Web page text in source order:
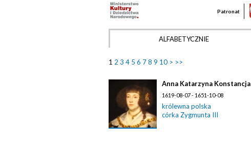
Patronat
ALFABETYCZNIE
1 2 3 4 5 6 78 9 10 > >>
Anna Katarzyna Konstancja
1619-08-07 - 1651-10-08
królewna polska
córka Zygmunta III